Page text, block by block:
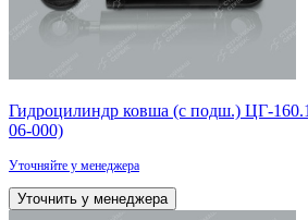
Гидроцилиндр ковша (с подш.) ЦГ-
06-000)
Уточняйте у менеджера
Уточнить у менеджера